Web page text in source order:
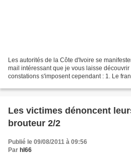
Les autorités de la Côte d'Ivoire se
mail intéressant que je vous laisse
constations s'imposent cependant : 1. Le
Les victimes dénoncent
brouteur 2/2
Publié le 09/08/2011 à 09:56
Par hl66